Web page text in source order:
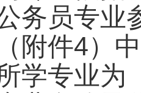
务员专业
附件4）
学专业为